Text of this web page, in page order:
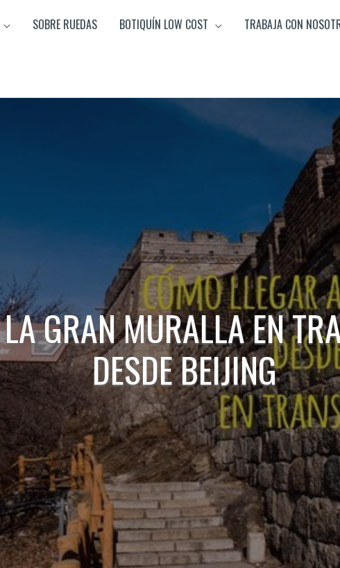
SOBRE RUEDAS BOTIQUÍN LOW COST TRABAJA CON
GRAN MURALLA EN
DESDE BEIJING